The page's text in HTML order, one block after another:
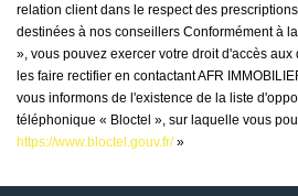
relation client dans le respect des
destinées à nos conseillers Conformément à
», vous pouvez exercer votre droit d'accès
les faire rectifier en contactant AFR
vous informons de l'existence de la liste
téléphonique « Bloctel », sur laquelle vous
https://www.bloctel.gouv.fr/»